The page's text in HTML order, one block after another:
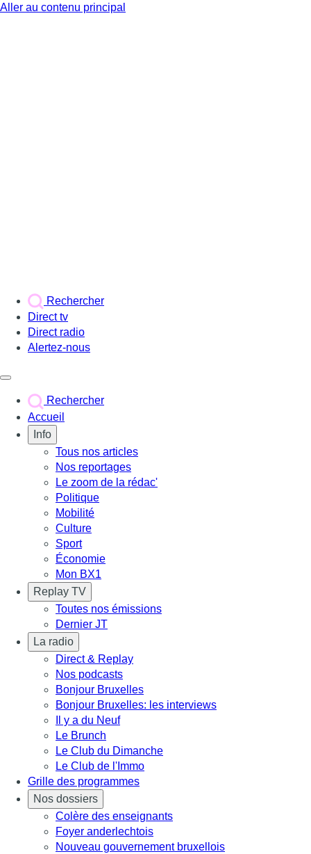
Aller au contenu principal
Rechercher
Direct tv
Direct radio
Alertez-nous
Rechercher
Accueil
Info
Tous nos articles
Nos reportages
Le zoom de la rédac'
Politique
Mobilité
Culture
Sport
Économie
Mon BX1
Replay TV
Toutes nos émissions
Dernier JT
La radio
Direct & Replay
Nos podcasts
Bonjour Bruxelles
Bonjour Bruxelles: les interviews
Il y a du Neuf
Le Brunch
Le Club du Dimanche
Le Club de l'Immo
Grille des programmes
Nos dossiers
Colère des enseignants
Foyer anderlechtois
Nouveau gouvernement bruxellois